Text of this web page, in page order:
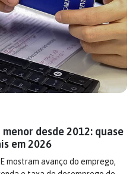
desde 2012: quase
em 2026
mostram avanço do emprego,